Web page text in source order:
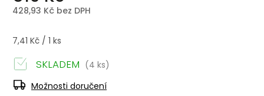
428,93 Kč bez DPH
7,41 Kč / 1 ks
SKLADEM (4 ks)
Možnosti doručení